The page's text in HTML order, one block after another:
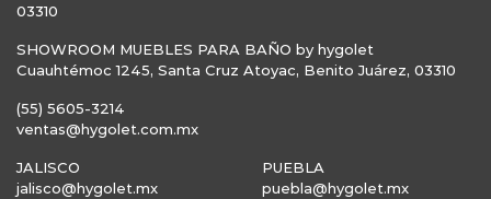
03310
SHOWROOM MUEBLES PARA BAÑO by hygolet
Cuauhtémoc 1245, Santa Cruz Atoyac, Benito Juárez, 03310
(55) 5605-3214
ventas@hygolet.com.mx
JALISCO
jalisco@hygolet.mx
PUEBLA
puebla@hygolet.mx